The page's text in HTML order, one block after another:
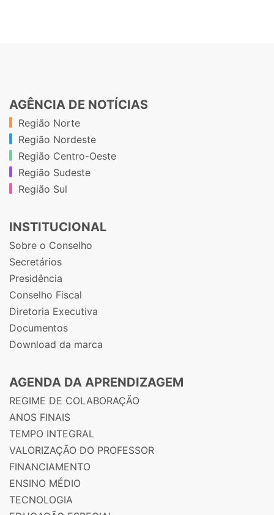
AGÊNCIA DE NOTÍCIAS
Região Norte
Região Nordeste
Região Centro-Oeste
Região Sudeste
Região Sul
INSTITUCIONAL
Sobre o Conselho
Secretários
Presidência
Conselho Fiscal
Diretoria Executiva
Documentos
Download da marca
AGENDA DA APRENDIZAGEM
REGIME DE COLABORAÇÃO
ANOS FINAIS
TEMPO INTEGRAL
VALORIZAÇÃO DO PROFESSOR
FINANCIAMENTO
ENSINO MÉDIO
TECNOLOGIA